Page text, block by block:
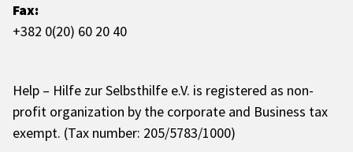
Fax:
+382 0(20) 60 20 40
Help – Hilfe zur Selbsthilfe e.V. is registered as non-
profit organization by the corporate and Business tax
exempt. (Tax number: 205/5783/1000)